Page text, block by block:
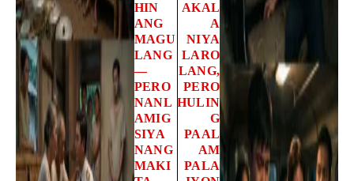
HIN
ANG
MAGU
LANG
—
PERO
NANL
AMIG
SIYA
NANG
MAKI
AKAL
A
NIYA
LARO
LANG,
PERO
HULIN
G
PAAL
AM
PALA